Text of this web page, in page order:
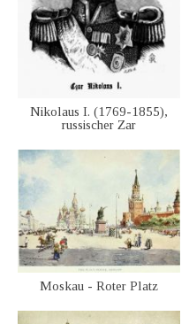
Nikolaus I. (1769-1855),
russischer Zar
Moskau - Roter Platz